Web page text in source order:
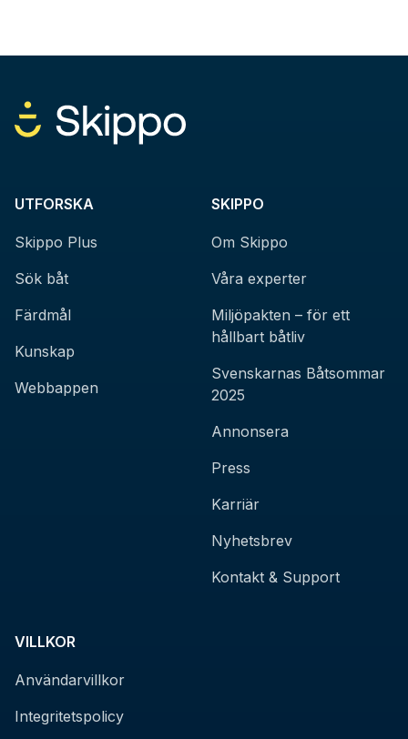
UTFORSKA
Skippo Plus
Sök båt
Färdmål
Kunskap
Webbappen
SKIPPO
Om Skippo
Våra experter
Miljöpakten – för ett
hållbart båtliv
Svenskarnas Båtsommar
2025
Annonsera
Press
Karriär
Nyhetsbrev
Kontakt & Support
VILLKOR
Användarvillkor
Integritetspolicy